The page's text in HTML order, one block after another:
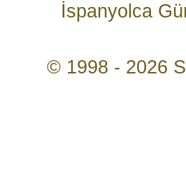
İspanyolca
© 1998 - 2026